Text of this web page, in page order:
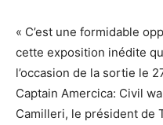
« C’est une formidable
cette exposition inédite
l’occasion de la sortie le
Captain Amercica: Civil
Camilleri, le président de